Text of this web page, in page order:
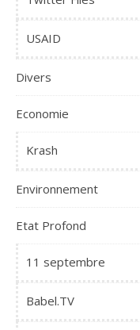
USAID
Divers
Economie
Krash
Environnement
Etat Profond
11 septembre
Babel.TV